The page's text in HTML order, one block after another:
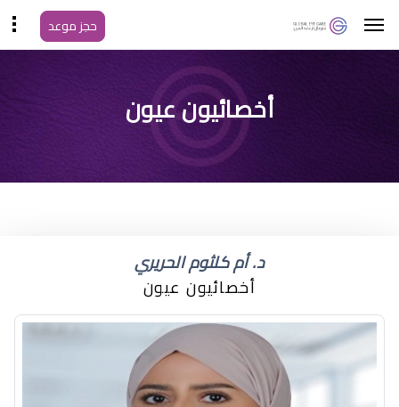
حجز موعد
اسباب جفاف عيون
الاطفال
أخصائيون عيون
د. أم كلثوم الحريري
أخصائيون عيون